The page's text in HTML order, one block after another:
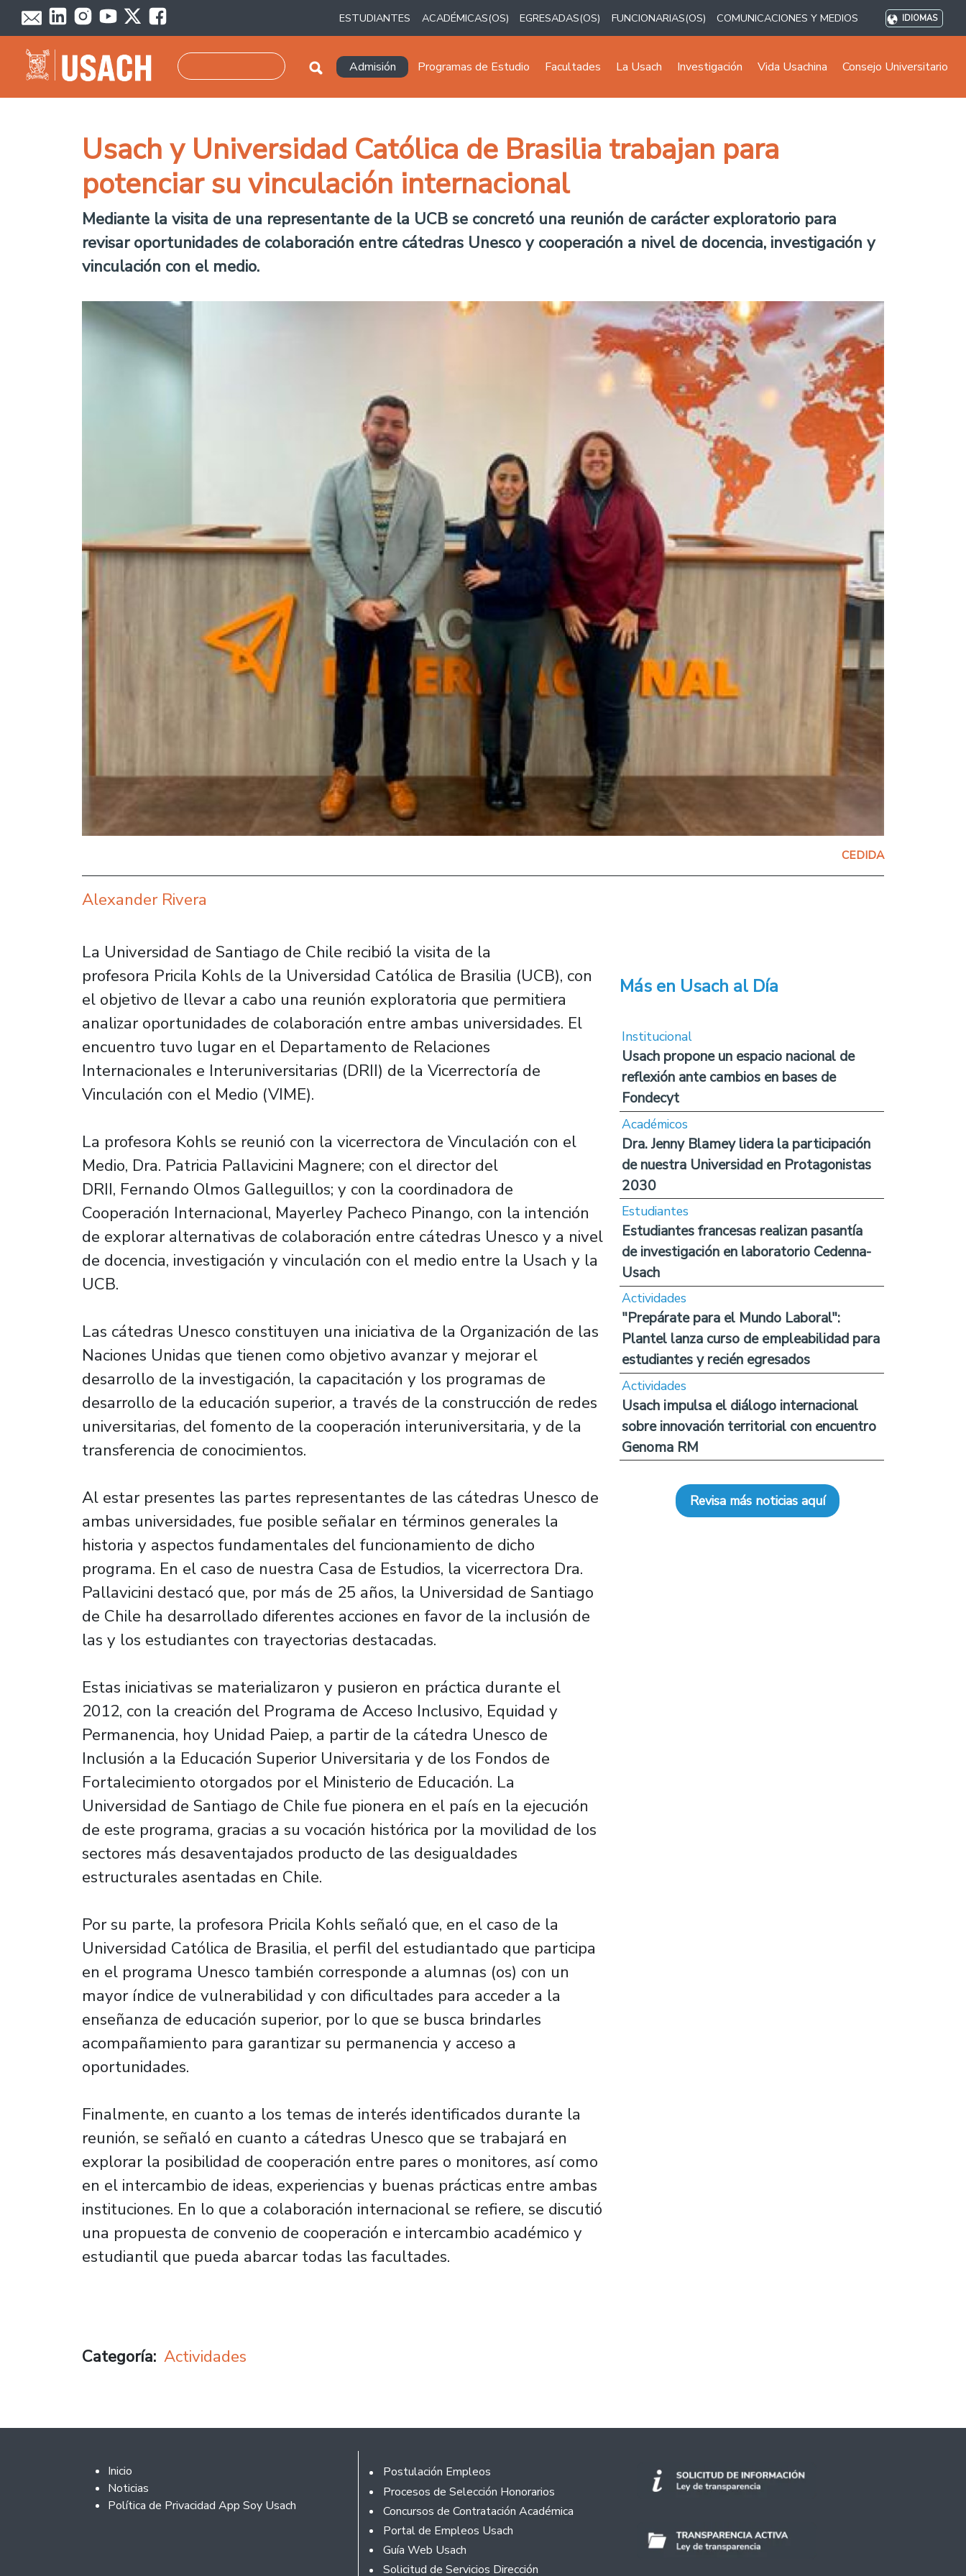
Pasar al contenido principal
ESTUDIANTES ACADÉMICAS(OS) EGRESADAS(OS) FUNCIONARIAS(OS) COMUNICACIONES Y MEDIOS IDIOMAS
Navegación principal
Admisión Programas de Estudio Facultades La Usach Investigación Vida Usachina Consejo Universitario
Usach y Universidad Católica de Brasilia trabajan para
potenciar su vinculación internacional
Mediante la visita de una representante de la UCB se concretó una reunión de carácter exploratorio para
revisar oportunidades de colaboración entre cátedras Unesco y cooperación a nivel de docencia, investigación y
vinculación con el medio.
CEDIDA
Alexander Rivera
La Universidad de Santiago de Chile recibió la visita de la
profesora Pricila Kohls de la Universidad Católica de Brasilia (UCB), con
el objetivo de llevar a cabo una reunión exploratoria que permitiera
analizar oportunidades de colaboración entre ambas universidades. El
encuentro tuvo lugar en el Departamento de Relaciones
Internacionales e Interuniversitarias (DRII) de la Vicerrectoría de
Vinculación con el Medio (VIME).
La profesora Kohls se reunió con la vicerrectora de Vinculación con el
Medio, Dra. Patricia Pallavicini Magnere; con el director del
DRII, Fernando Olmos Galleguillos; y con la coordinadora de
Cooperación Internacional, Mayerley Pacheco Pinango, con la intención
de explorar alternativas de colaboración entre cátedras Unesco y a nivel
de docencia, investigación y vinculación con el medio entre la Usach y la
UCB.
Las cátedras Unesco constituyen una iniciativa de la Organización de las
Naciones Unidas que tienen como objetivo avanzar y mejorar el
desarrollo de la investigación, la capacitación y los programas de
desarrollo de la educación superior, a través de la construcción de redes
universitarias, del fomento de la cooperación interuniversitaria, y de la
transferencia de conocimientos.
Al estar presentes las partes representantes de las cátedras Unesco de
ambas universidades, fue posible señalar en términos generales la
historia y aspectos fundamentales del funcionamiento de dicho
programa. En el caso de nuestra Casa de Estudios, la vicerrectora Dra.
Pallavicini destacó que, por más de 25 años, la Universidad de Santiago
de Chile ha desarrollado diferentes acciones en favor de la inclusión de
las y los estudiantes con trayectorias destacadas.
Estas iniciativas se materializaron y pusieron en práctica durante el
2012, con la creación del Programa de Acceso Inclusivo, Equidad y
Permanencia, hoy Unidad Paiep, a partir de la cátedra Unesco de
Inclusión a la Educación Superior Universitaria y de los Fondos de
Fortalecimiento otorgados por el Ministerio de Educación. La
Universidad de Santiago de Chile fue pionera en el país en la ejecución
de este programa, gracias a su vocación histórica por la movilidad de los
sectores más desaventajados producto de las desigualdades
estructurales asentadas en Chile.
Por su parte, la profesora Pricila Kohls señaló que, en el caso de la
Universidad Católica de Brasilia, el perfil del estudiantado que participa
en el programa Unesco también corresponde a alumnas (os) con un
mayor índice de vulnerabilidad y con dificultades para acceder a la
enseñanza de educación superior, por lo que se busca brindarles
acompañamiento para garantizar su permanencia y acceso a
oportunidades.
Finalmente, en cuanto a los temas de interés identificados durante la
reunión, se señaló en cuanto a cátedras Unesco que se trabajará en
explorar la posibilidad de cooperación entre pares o monitores, así como
en el intercambio de ideas, experiencias y buenas prácticas entre ambas
instituciones. En lo que a colaboración internacional se refiere, se discutió
una propuesta de convenio de cooperación e intercambio académico y
estudiantil que pueda abarcar todas las facultades.
Categoría Actividades
Más en Usach al Día
Institucional
Usach propone un espacio nacional de
reflexión ante cambios en bases de
Fondecyt
Académicos
Dra. Jenny Blamey lidera la participación
de nuestra Universidad en Protagonistas
2030
Estudiantes
Estudiantes francesas realizan pasantía
de investigación en laboratorio Cedenna-
Usach
Actividades
"Prepárate para el Mundo Laboral":
Plantel lanza curso de empleabilidad para
estudiantes y recién egresados
Actividades
Usach impulsa el diálogo internacional
sobre innovación territorial con encuentro
Genoma RM
Revisa más noticias aquí
Footer 2
Inicio
Noticias
Política de Privacidad App Soy Usach
Footer
Postulación Empleos
Procesos de Selección Honorarios
Concursos de Contratación Académica
Portal de Empleos Usach
Guía Web Usach
Solicitud de Servicios Dirección